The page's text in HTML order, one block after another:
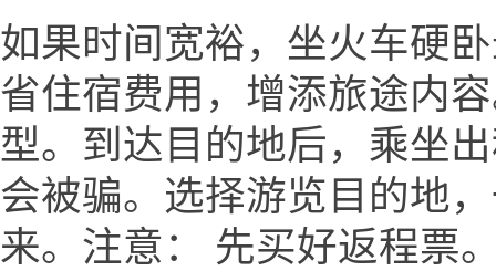
如果时间宽裕，坐火车硬
省住宿费用，增添旅途内
型。到达目的地后，乘坐
会被骗。选择游览目的地
来。注意： 先买好返程票